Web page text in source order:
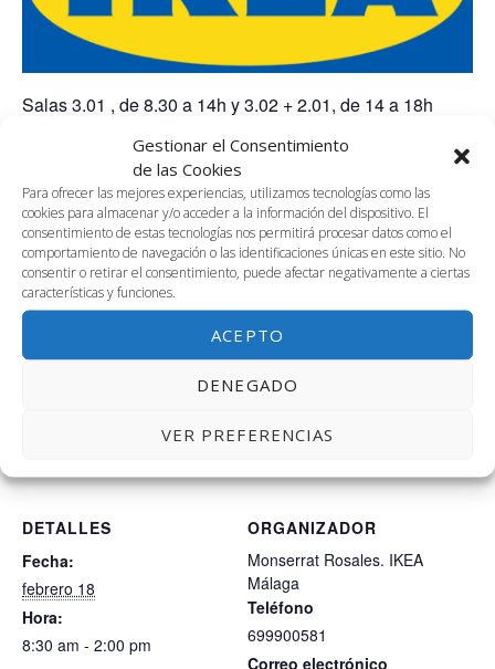
Gestionar el Consentimiento
de las Cookies
Para ofrecer las mejores experiencias, utilizamos tecnologías como las
cookies para almacenar y/o acceder a la información del dispositivo. El
consentimiento de estas tecnologías nos permitirá procesar datos como el
comportamiento de navegación o las identificaciones únicas en este sitio. No
consentir o retirar el consentimiento, puede afectar negativamente a ciertas
características y funciones.
ACEPTO
DENEGADO
VER PREFERENCIAS
Salas 3.01 , de 8.30 a 14h y 3.02 + 2.01, de 14 a 18h
Desarrollo de jornadas de Design Thinking, con la
tematica: «La vivienda del futuro» involucrados en este
proeycto, Museo Casa Natal Picasso (Ayto de Málaga) e
IKEA Ibérica (Madrid). Jornadas que se desarrollarán a
nivel nacional, dirigido a jóvenes (18 a 35 años).
Tendremos cierre de las jornadas con grupo finalista y
evento de clausura del proyecto en el Museo Pompidu el
AÑADIR AL CALENDARIO
DETALLES
Fecha:
febrero 18
Hora:
8:30 am - 2:00 pm
ORGANIZADOR
Monserrat Rosales. IKEA
Málaga
Teléfono
699900581
Correo electrónico